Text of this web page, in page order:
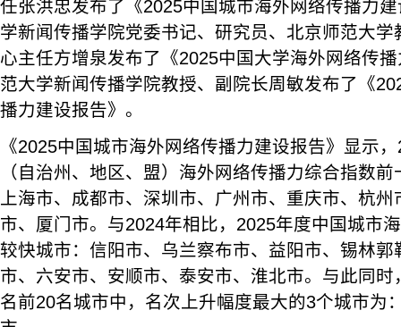
任张洪忠发布了《2025中国城市海外网络传播力
学新闻传播学院党委书记、研究员、北京师范大
心主任方增泉发布了《2025中国大学海外网络传
范大学新闻传播学院教授、副院长周敏发布了《
播力建设报告》。
《2025中国城市海外网络传播力建设报告》显示
（自治州、地区、盟）海外网络传播力综合指数
上海市、成都市、深圳市、广州市、重庆市、杭
市、厦门市。与2024年相比，2025年度中国城市
较快城市：信阳市、乌兰察布市、益阳市、锡林
市、六安市、安顺市、泰安市、淮北市。与此同
名前20名城市中，名次上升幅度最大的3个城市为